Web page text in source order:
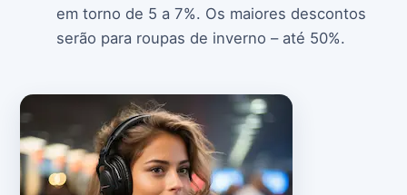
em torno de 5 a 7%. Os maiores descontos
serão para roupas de inverno – até 50%.